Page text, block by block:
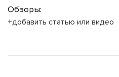
Обзоры:
+добавить статью или видео